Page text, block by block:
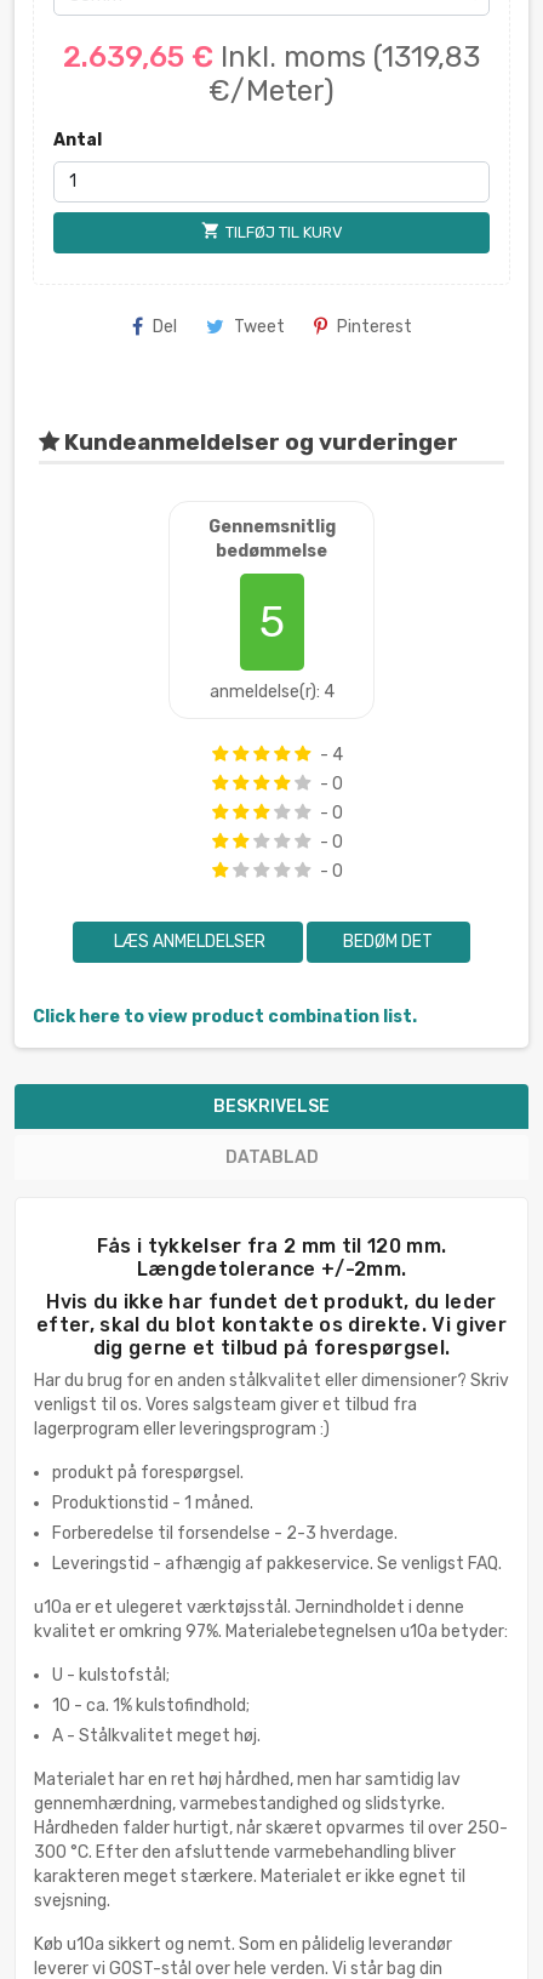
2.639,65 € Inkl. moms (1319,83
€/Meter)
Antal
shopping_cart TILFØJ TIL KURV
Del Tweet Pinterest
Kundeanmeldelser og vurderinger
Gennemsnitlig
bedømmelse
5
anmeldelse(r): 4
- 4
- 0
- 0
- 0
- 0
LÆS ANMELDELSER BEDØM DET
Click here to view product combination list.
BESKRIVELSE
DATABLAD
Fås i tykkelser fra 2 mm til 120 mm.
Længdetolerance +/-2mm.
Hvis du ikke har fundet det produkt, du leder
efter, skal du blot kontakte os direkte. Vi giver
dig gerne et tilbud på forespørgsel.
Har du brug for en anden stålkvalitet eller dimensioner? Skriv
venligst til os. Vores salgsteam giver et tilbud fra
lagerprogram eller leveringsprogram :)
produkt på forespørgsel.
Produktionstid - 1 måned.
Forberedelse til forsendelse - 2-3 hverdage.
Leveringstid - afhængig af pakkeservice. Se venligst FAQ.
u10a er et ulegeret værktøjsstål. Jernindholdet i denne
kvalitet er omkring 97%. Materialebetegnelsen u10a betyder:
U - kulstofstål;
10 - ca. 1% kulstofindhold;
A - Stålkvalitet meget høj.
Materialet har en ret høj hårdhed, men har samtidig lav
gennemhærdning, varmebestandighed og slidstyrke.
Hårdheden falder hurtigt, når skæret opvarmes til over 250-
300 °C. Efter den afsluttende varmebehandling bliver
karakteren meget stærkere. Materialet er ikke egnet til
svejsning.
Køb u10a sikkert og nemt. Som en pålidelig leverandør
leverer vi GOST-stål over hele verden. Vi står bag din